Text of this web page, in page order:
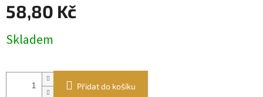
58,80 Kč
cena:
Skladem
Přidat do košíku